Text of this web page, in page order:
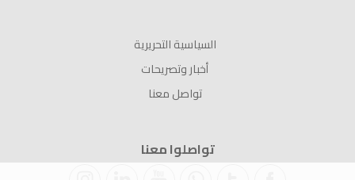
السياسية التحريرية
أخبار وتصريحات
تواصل معنا
تواصلوا معنا